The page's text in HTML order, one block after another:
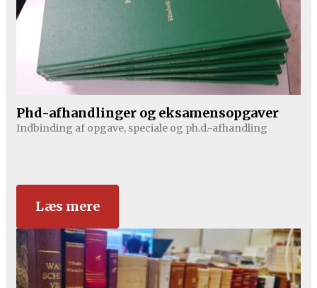
Phd-afhandlinger og eksamensopgaver
Indbinding af opgave, speciale og ph.d.-afhandling
Læs mere